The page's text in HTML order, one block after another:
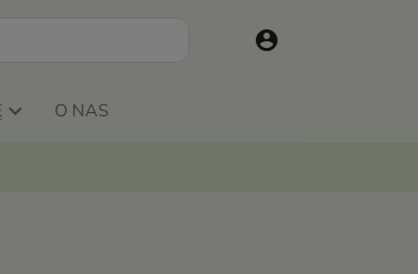
account_circle
O NAS